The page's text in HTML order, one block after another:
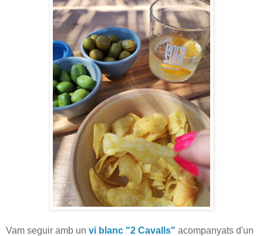
Vam seguir amb un vi blanc "2 Cavalls" acompanyats d'un